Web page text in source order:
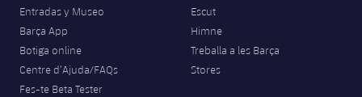
Entradas y Museo
Barça App
Botiga online
Centre d’Ajuda/FAQs
Fes-te Beta Tester
Escut
Himne
Treballa a les Barça
Stores